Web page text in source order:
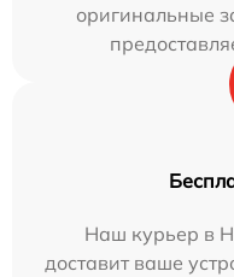
оригинальные
Наш курьер в
доставит ваше